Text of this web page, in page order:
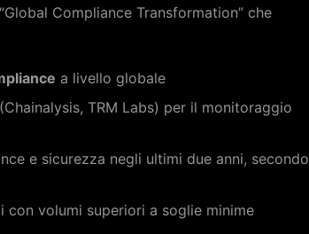
Compliance Transformation” che
a livello globale
TRM Labs) per il monitoraggio
e sicurezza negli ultimi due anni, secondo
volumi superiori a soglie minime